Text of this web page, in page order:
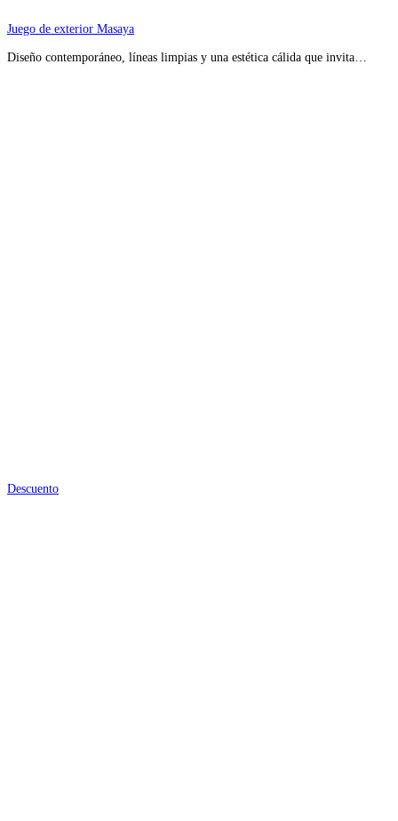
Juego de exterior Masaya
Diseño contemporáneo, líneas limpias y una estética cálida que invita…
Descuento